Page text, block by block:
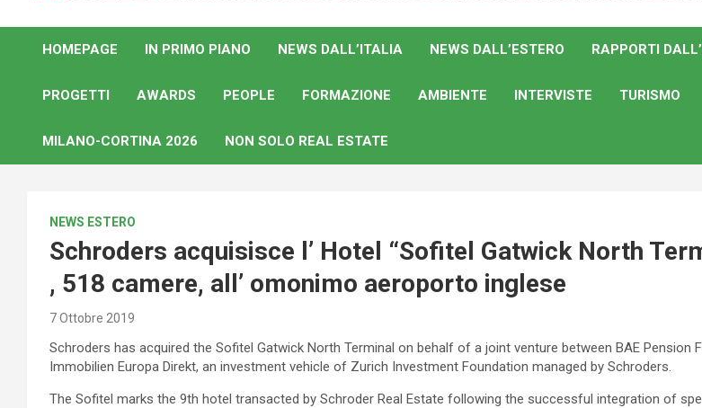
By Internews
internazionale
HOMEPAGE
IN PRIMO PIANO NEWS DALL’ITALIA NEWS DALL’ESTERO RAPPORTI
PROGETTI AWARDS PEOPLE FORMAZIONE AMBIENTE INTERVISTE TURISMO
MILANO-CORTINA 2026 NON SOLO REAL ESTATE
NEWS ESTERO
Schroders acquisisce l’ Hotel “Sofitel Gatwick North
, 518 camere, all’ omonimo aeroporto inglese
7 Ottobre 2019
Schroders has acquired the Sofitel Gatwick North Terminal on behalf of a joint venture between BAE Pension
Immobilien Europa Direkt, an investment vehicle of Zurich Investment Foundation managed by Schroders.
The Sofitel marks the 9th hotel transacted by Schroder Real Estate following the successful integration of